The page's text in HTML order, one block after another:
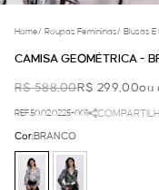
Home/ Roupas Femininas/ Blusas
CAMISA GEOMÉTRICA -
R$ 588,00R$ 299,00ou
REF.50.02.0225-001
Cor:BRANCO